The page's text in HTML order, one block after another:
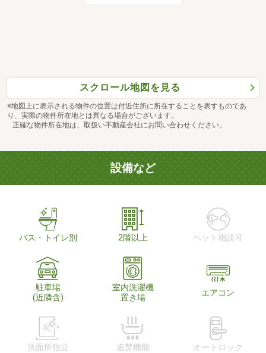
スクロール地図を見る
※地図上に表示される物件の位置は付近住所に所在することを表すものであ
り、実際の物件所在地とは異なる場合がございます。
正確な物件所在地は、取扱い不動産会社にお問い合わせください。
設備など
バス・トイレ別 2階以上 ペット相談可
駐車場
(近隣含)
室内洗濯機
置き場
エアコン
洗面所独立 追焚機能 オートロック